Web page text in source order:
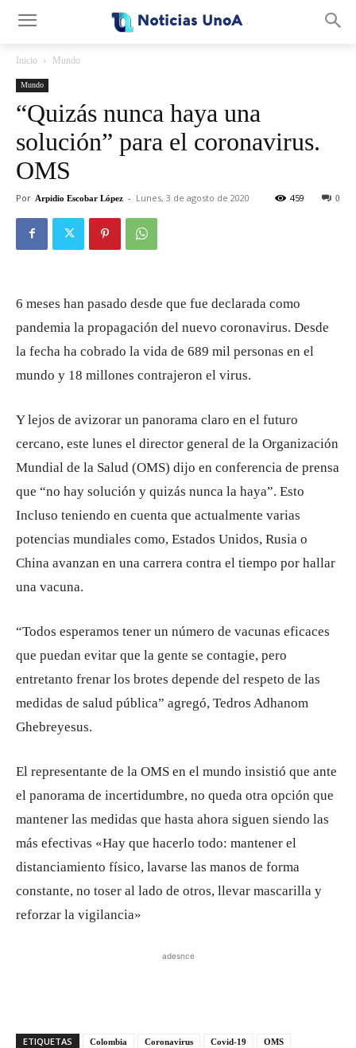
Inicio Mundo
Mundo
“Quizás nunca haya una
solución” para el coronavirus.
OMS
Por Arpidio Escobar López - Lunes, 3 de agosto de 2020 0
459
6 meses han pasado desde que fue declarada como
pandemia la propagación del nuevo coronavirus. Desde
la fecha ha cobrado la vida de 689 mil personas en el
mundo y 18 millones contrajeron el virus.
Y lejos de avizorar un panorama claro en el futuro
cercano, este lunes el director general de la Organización
Mundial de la Salud (OMS) dijo en conferencia de prensa
que “no hay solución y quizás nunca la haya”. Esto
Incluso teniendo en cuenta que actualmente varias
potencias mundiales como, Estados Unidos, Rusia o
China avanzan en una carrera contra el tiempo por hallar
una vacuna.
“Todos esperamos tener un número de vacunas eficaces
que puedan evitar que la gente se contagie, pero
entretanto frenar los brotes depende del respeto de las
medidas de salud pública” agregó, Tedros Adhanom
Ghebreyesus.
El representante de la OMS en el mundo insistió que ante
el panorama de incertidumbre, no queda otra opción que
mantener las medidas que hasta ahora siguen siendo las
más efectivas «Hay que hacerlo todo: mantener el
distanciamiento físico, lavarse las manos de forma
constante, no toser al lado de otros, llevar mascarilla y
reforzar la vigilancia»
adesnce
ETIQUETAS Colombia Coronavirus Covid-19 OMS